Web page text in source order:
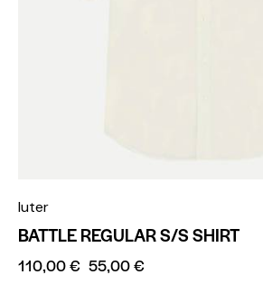
Iuter
BATTLE REGULAR S/S SHIRT
110,00€ 55,00€